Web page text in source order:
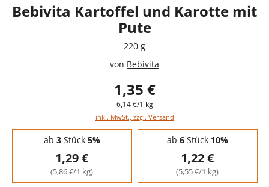
Bebivita Kartoffel und Karotte mit
Pute
220 g
von Bebivita
1,35 €
6,14 €/1 kg
inkl. MwSt., zzgl. Versand
Staffelpreise - Mengenrabatt
ab 3Stück 5%
1,29 €
(5,86 €/1 kg)
ab 6Stück 10%
1,22 €
(5,55 €/1 kg)